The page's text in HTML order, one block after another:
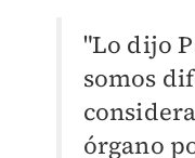
"Lo dijo
somos
órgano